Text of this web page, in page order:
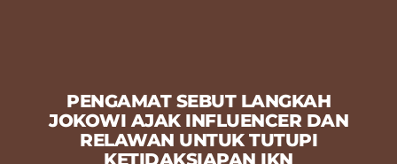
PENGAMAT SEBUT LANGKAH
JOKOWI AJAK INFLUENCER DAN
RELAWAN UNTUK TUTUPI
KETIDAKSIAPAN IKN